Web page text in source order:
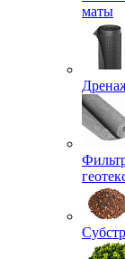
маты